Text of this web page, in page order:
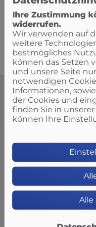
Umstieg auf Gas
Gasbrennwert-
Solarthermie.
Individuelle
Wir sprechen
Vorstellungen
Ihre Zustimmung
widerrufen.
Wir verwenden auf
weitere
bestmögliches
können das Setzen
und unsere Seite
notwendigen
Informationen,
der Cookies und
finden Sie in
können Ihre
Alle